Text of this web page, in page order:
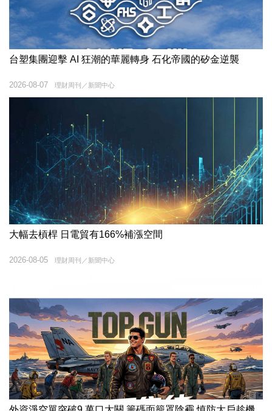
台塑集團迎擊 AI 狂潮的華麗轉身 石化帝國的矽金逆襲
理財周刊／新聞中心
2026-08-07
大幅去槓桿 日電貿有166%補漲空間
理財周刊／新聞中心
2026-08-05